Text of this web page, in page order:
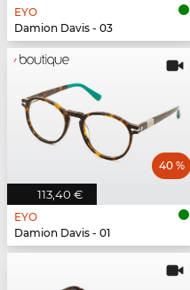
EYO
Damion Davis - 03
113,40 €
40 %
EYO
Damion Davis - 01